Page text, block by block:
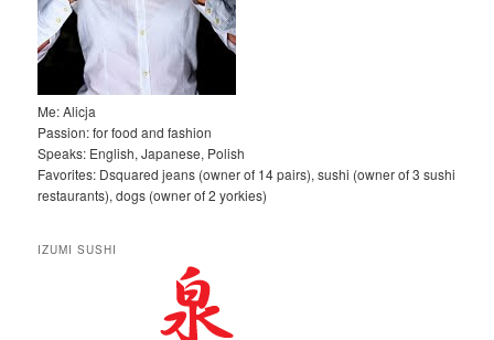
Me: Alicja
Passion: for food and fashion
Speaks: English, Japanese, Polish
Favorites: Dsquared jeans (owner of 14 pairs), sushi (owner of 3 sushi
restaurants), dogs (owner of 2 yorkies)
IZUMI SUSHI